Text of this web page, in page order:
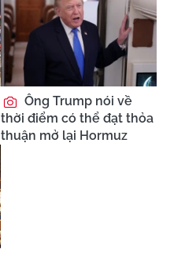
Ông Trump nói về
thời điểm có thể đạt thỏa
thuận mở lại Hormuz